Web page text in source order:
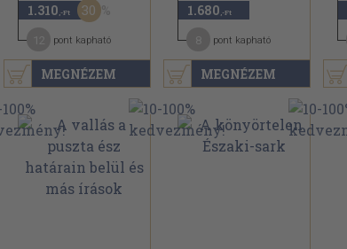
MEGNÉZEM
1.310 ,-Ft 30
pont kapható
MEGNÉZEM
1.680 ,-Ft
pont kapható